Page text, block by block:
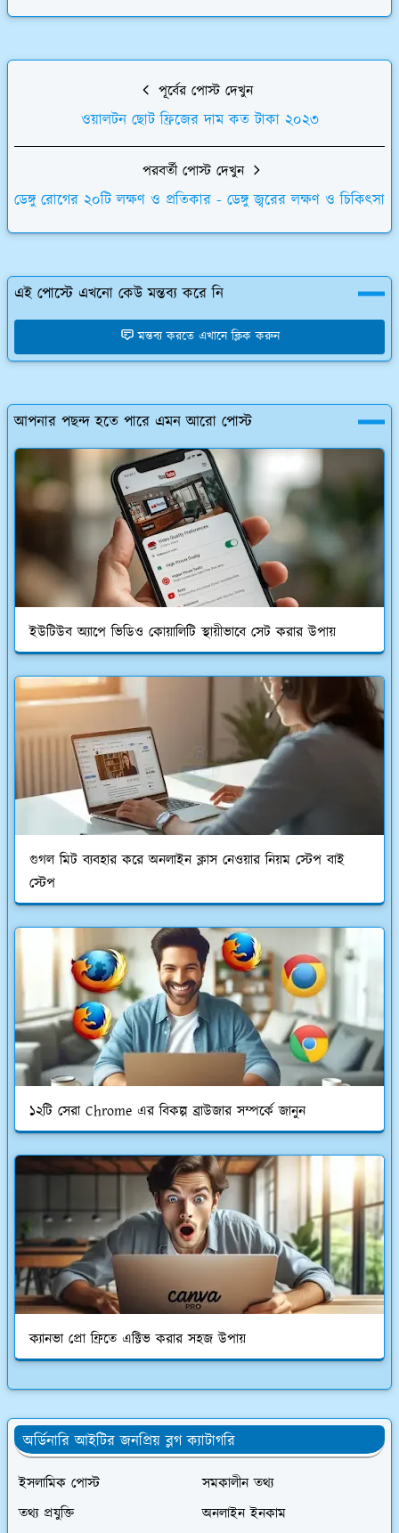
পূর্বের পোস্ট দেখুন
ওয়ালটন ছোট ফ্রিজের দাম কত টাকা ২০২৩
পরবর্তী পোস্ট দেখুন
ডেঙ্গু রোগের ২০টি লক্ষণ ও প্রতিকার - ডেঙ্গু জ্বরের লক্ষণ ও চিকিৎসা
এই পোস্টে এখনো কেউ মন্তব্য করে নি
মন্তব্য করতে এখানে ক্লিক করুন
আপনার পছন্দ হতে পারে এমন আরো পোস্ট
ইউটিউব অ্যাপে ভিডিও কোয়ালিটি স্থায়ীভাবে সেট করার উপায়
গুগল মিট ব্যবহার করে অনলাইন ক্লাস নেওয়ার নিয়ম স্টেপ বাই
স্টেপ
১২টি সেরা Chrome এর বিকল্প ব্রাউজার সম্পর্কে জানুন
ক্যানভা প্রো ফ্রিতে এক্টিভ করার সহজ উপায়
অর্ডিনারি আইটির জনপ্রিয় ব্লগ ক্যাটাগরি
ইসলামিক পোস্ট
সমকালীন তথ্য
তথ্য প্রযুক্তি
অনলাইন ইনকাম